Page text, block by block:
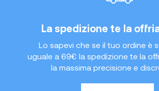
La spedizione te la
Lo sapevi che se il tuo ordine è
uguale a 69€ la spedizione te la
la massima precisione e